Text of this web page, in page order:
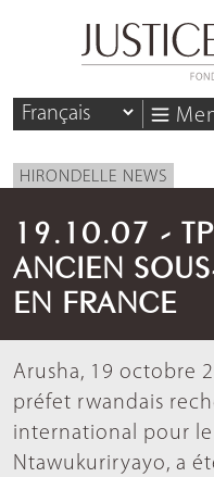
HIRONDELLE NEWS
19.10.07 -
ANCIEN
EN FRANCE
Arusha, 19 octobre
préfet rwandais
international pour le
Ntawukuriryayo, a